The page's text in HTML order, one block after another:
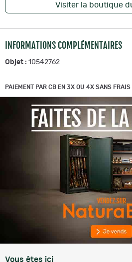
Visiter la boutique
INFORMATIONS COMPLÉMENTAIRES
Objet : 10542762
PAIEMENT PAR CB EN 3X OU 4X SANS FRAIS
Vous êtes ici